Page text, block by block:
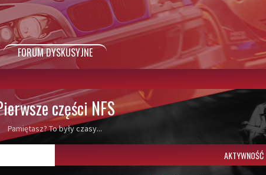
FORUM DYSKUSYJNE
części NFS
Pamiętasz? To były czasy...
AKTYWNOŚĆ